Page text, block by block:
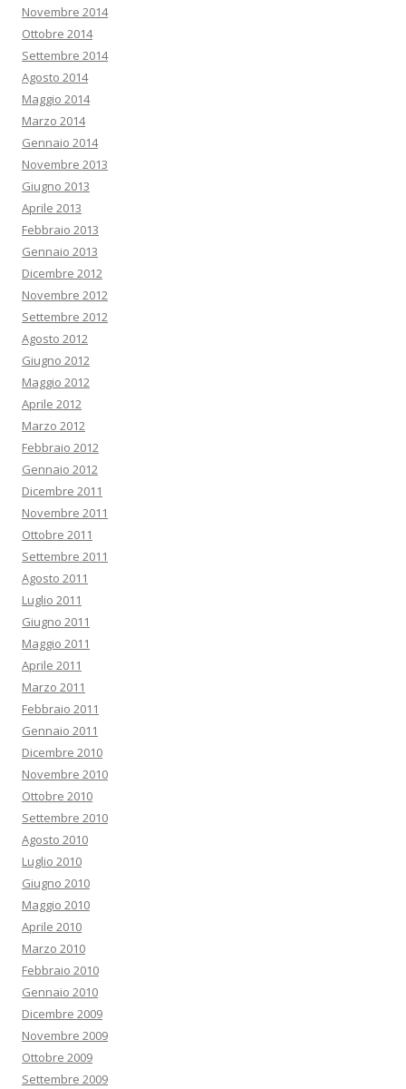
Novembre 2014
Ottobre 2014
Settembre 2014
Agosto 2014
Maggio 2014
Marzo 2014
Gennaio 2014
Novembre 2013
Giugno 2013
Aprile 2013
Febbraio 2013
Gennaio 2013
Dicembre 2012
Novembre 2012
Settembre 2012
Agosto 2012
Giugno 2012
Maggio 2012
Aprile 2012
Marzo 2012
Febbraio 2012
Gennaio 2012
Dicembre 2011
Novembre 2011
Ottobre 2011
Settembre 2011
Agosto 2011
Luglio 2011
Giugno 2011
Maggio 2011
Aprile 2011
Marzo 2011
Febbraio 2011
Gennaio 2011
Dicembre 2010
Novembre 2010
Ottobre 2010
Settembre 2010
Agosto 2010
Luglio 2010
Giugno 2010
Maggio 2010
Aprile 2010
Marzo 2010
Febbraio 2010
Gennaio 2010
Dicembre 2009
Novembre 2009
Ottobre 2009
Settembre 2009